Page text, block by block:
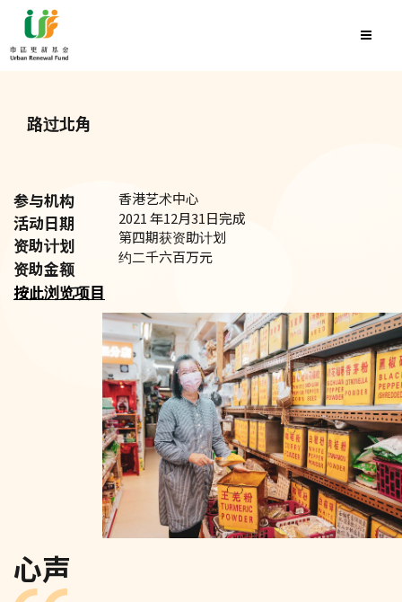
路过北角
参与机构
活动日期
资助计划
资助金额
按此浏览项目
香港艺术中心
2021 年12月31日完成
第四期获资助计划
约二千六百万元
心声